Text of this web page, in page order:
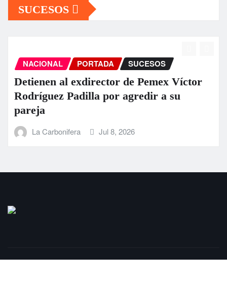
SUCESOS
NACIONAL PORTADA SUCESOS
Detienen al exdirector de Pemex Víctor
Rodríguez Padilla por agredir a su
pareja
La Carbonifera Jul 8, 2026